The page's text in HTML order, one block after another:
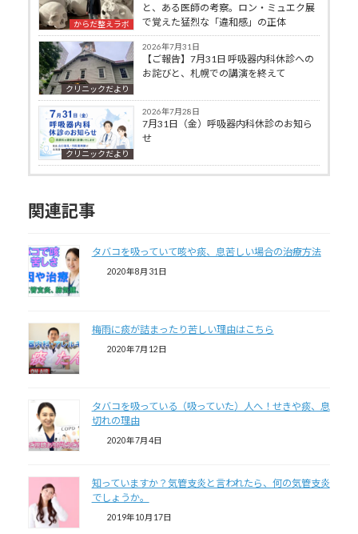
からだ整えラボ
と、ある医師の考察。ロン・ミュエク展
で覚えた猛烈な「違和感」の正体
クリニックだより
2026年7月31日
【ご報告】7月31日 呼吸器内科休診への
お詫びと、札幌での講演を終えて
クリニックだより
2026年7月28日
7月31日（金）呼吸器内科休診のお知ら
せ
関連記事
タバコを吸っていて咳や痰、息苦しい場合の治療方法
2020年8月31日
梅雨に痰が詰まったり苦しい理由はこちら
2020年7月12日
タバコを吸っている（吸っていた）人へ！せきや痰、息
切れの理由
2020年7月4日
知っていますか？気管支炎と言われたら、何の気管支炎
でしょうか。
2019年10月17日